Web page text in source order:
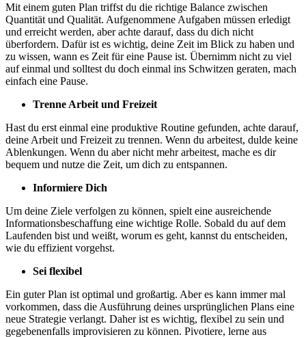
Mit einem guten Plan triffst du die richtige Balance zwischen
Quantität und Qualität. Aufgenommene Aufgaben müssen erledigt
und erreicht werden, aber achte darauf, dass du dich nicht
überfordern. Dafür ist es wichtig, deine Zeit im Blick zu haben und
zu wissen, wann es Zeit für eine Pause ist. Übernimm nicht zu viel
auf einmal und solltest du doch einmal ins Schwitzen geraten, mach
einfach eine Pause.
Trenne Arbeit und Freizeit
Hast du erst einmal eine produktive Routine gefunden, achte darauf,
deine Arbeit und Freizeit zu trennen. Wenn du arbeitest, dulde keine
Ablenkungen. Wenn du aber nicht mehr arbeitest, mache es dir
bequem und nutze die Zeit, um dich zu entspannen.
Informiere Dich
Um deine Ziele verfolgen zu können, spielt eine ausreichende
Informationsbeschaffung eine wichtige Rolle. Sobald du auf dem
Laufenden bist und weißt, worum es geht, kannst du entscheiden,
wie du effizient vorgehst.
Sei flexibel
Ein guter Plan ist optimal und großartig. Aber es kann immer mal
vorkommen, dass die Ausführung deines ursprünglichen Plans eine
neue Strategie verlangt. Daher ist es wichtig, flexibel zu sein und
gegebenenfalls improvisieren zu können. Pivotiere, lerne aus